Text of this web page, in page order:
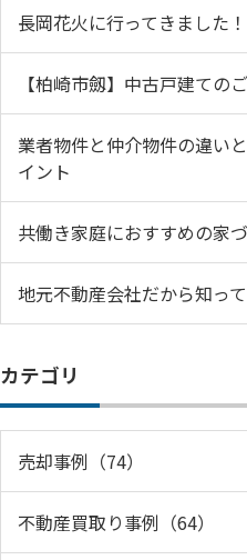
長岡花火に行ってきました！
【柏崎市劔】中古戸建ての
業者物件と仲介物件の違い
イント
共働き家庭におすすめの家
地元不動産会社だから知っ
カテゴリ
売却事例（74）
不動産買取り事例（64）